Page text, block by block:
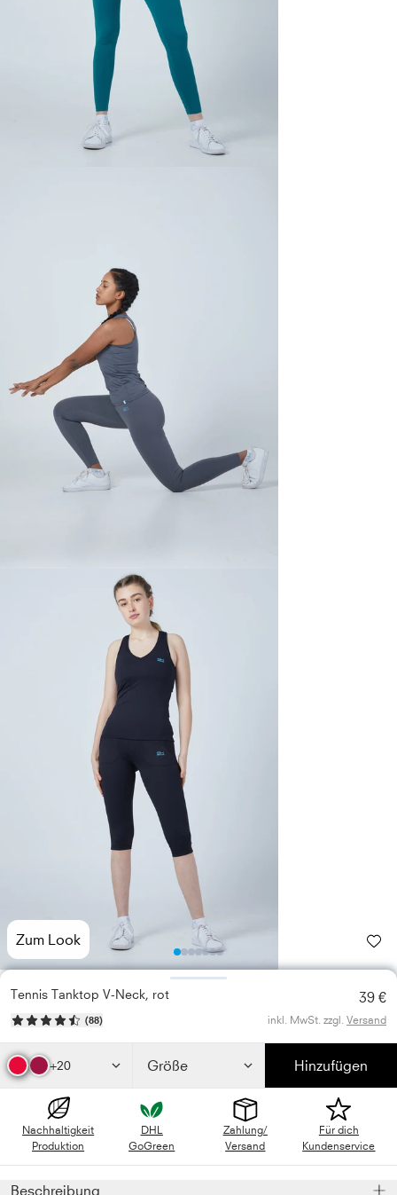
Zum Look
Photo1
Photo2
Photo
Photo
Photo
Photo
Photo
Tennis Tanktop V-Neck, rot 39 €
(88) inkl. MwSt. zzgl. Versand
+20 Größe Hinzufügen
Nachhaltigkeit
Produktion
DHL
GoGreen
Zahlung/
Versand
Für dich
Kundenservice
Beschreibung